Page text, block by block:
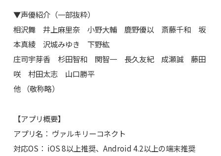
▼声優紹介（一部抜粋）
相沢舞 井上麻里奈 小野大輔 鹿野優以 斎藤千和 坂
本真綾 沢城みゆき 下野紘
庄司宇芽香 杉田智和 関智一 長久友紀 成瀬誠 藤田
咲 村田太志 山口勝平
他 （敬称略）
【アプリ概要】
アプリ名： ヴァルキリーコネクト
対応OS： iOS 8以上推奨、Android 4.2以上の端末推奨